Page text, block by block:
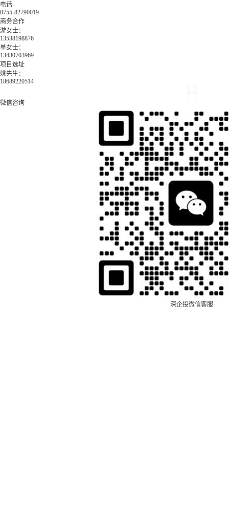
电话
0755-82790019
商务合作
游女士：
13538198876
单女士：
13430703969
项目选址
姚先生：
18689220514
微信咨询
深企投微信客服